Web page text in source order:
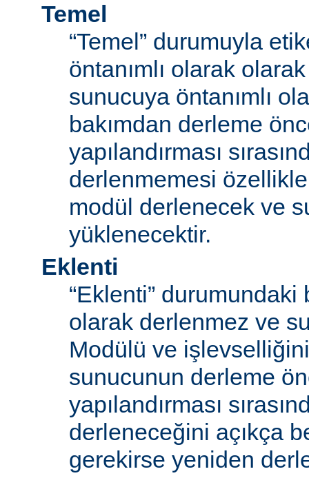
Temel
“Temel” durumuyla
öntanımlı olarak
sunucuya öntanımlı
bakımdan derleme
yapılandırması
derlenmemesi
modül derlenecek ve
yüklenecektir.
Eklenti
“Eklenti”
olarak derlenmez ve
Modülü ve
sunucunun derleme
yapılandırması
derleneceğini açıkça
gerekirse yeniden